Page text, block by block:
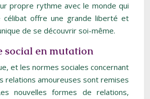
propre rythme avec le monde qui
célibat offre une grande liberté et
de se découvrir soi-même.
social en mutation
et les normes sociales concernant
relations amoureuses sont remises
nouvelles formes de relations,